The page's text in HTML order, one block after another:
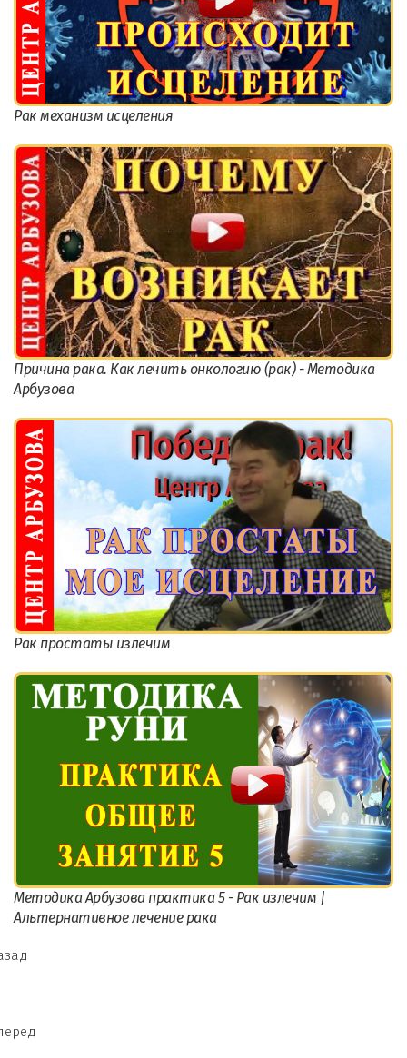
Рак механизм исцеления
Причина рака. Как лечить онкологию (рак) - Методика
Арбузова
Рак простаты излечим
Методика Арбузова практика 5 - Рак излечим |
Альтернативное лечение рака